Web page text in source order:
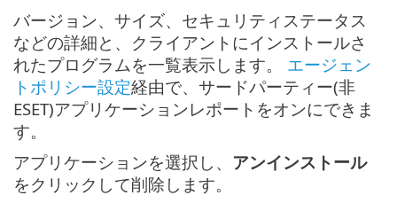
バージョン、サイズ、セキュリティステータス
などの詳細と、クライアントにインストールさ
れたプログラムを一覧表示します。 エージェン
トポリシー設定経由で、サードパーティー(非
ESET)アプリケーションレポートをオンにできま
す。
アプリケーションを選択し、 アンインストール
をクリックして削除します。